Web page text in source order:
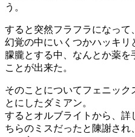
う。
すると突然フラフラになって
幻覚の中にいくつかハッキ
朦朧とする中、なんとか薬を
ことが出来た。
そのことについてフェニック
とにしたダミアン。
するとオルブライトから、詳
ちらのミスだったと陳謝さ